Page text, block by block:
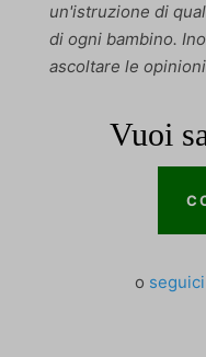
un'istruzione di
di ogni bambino.
ascoltare le
Vuoi
o